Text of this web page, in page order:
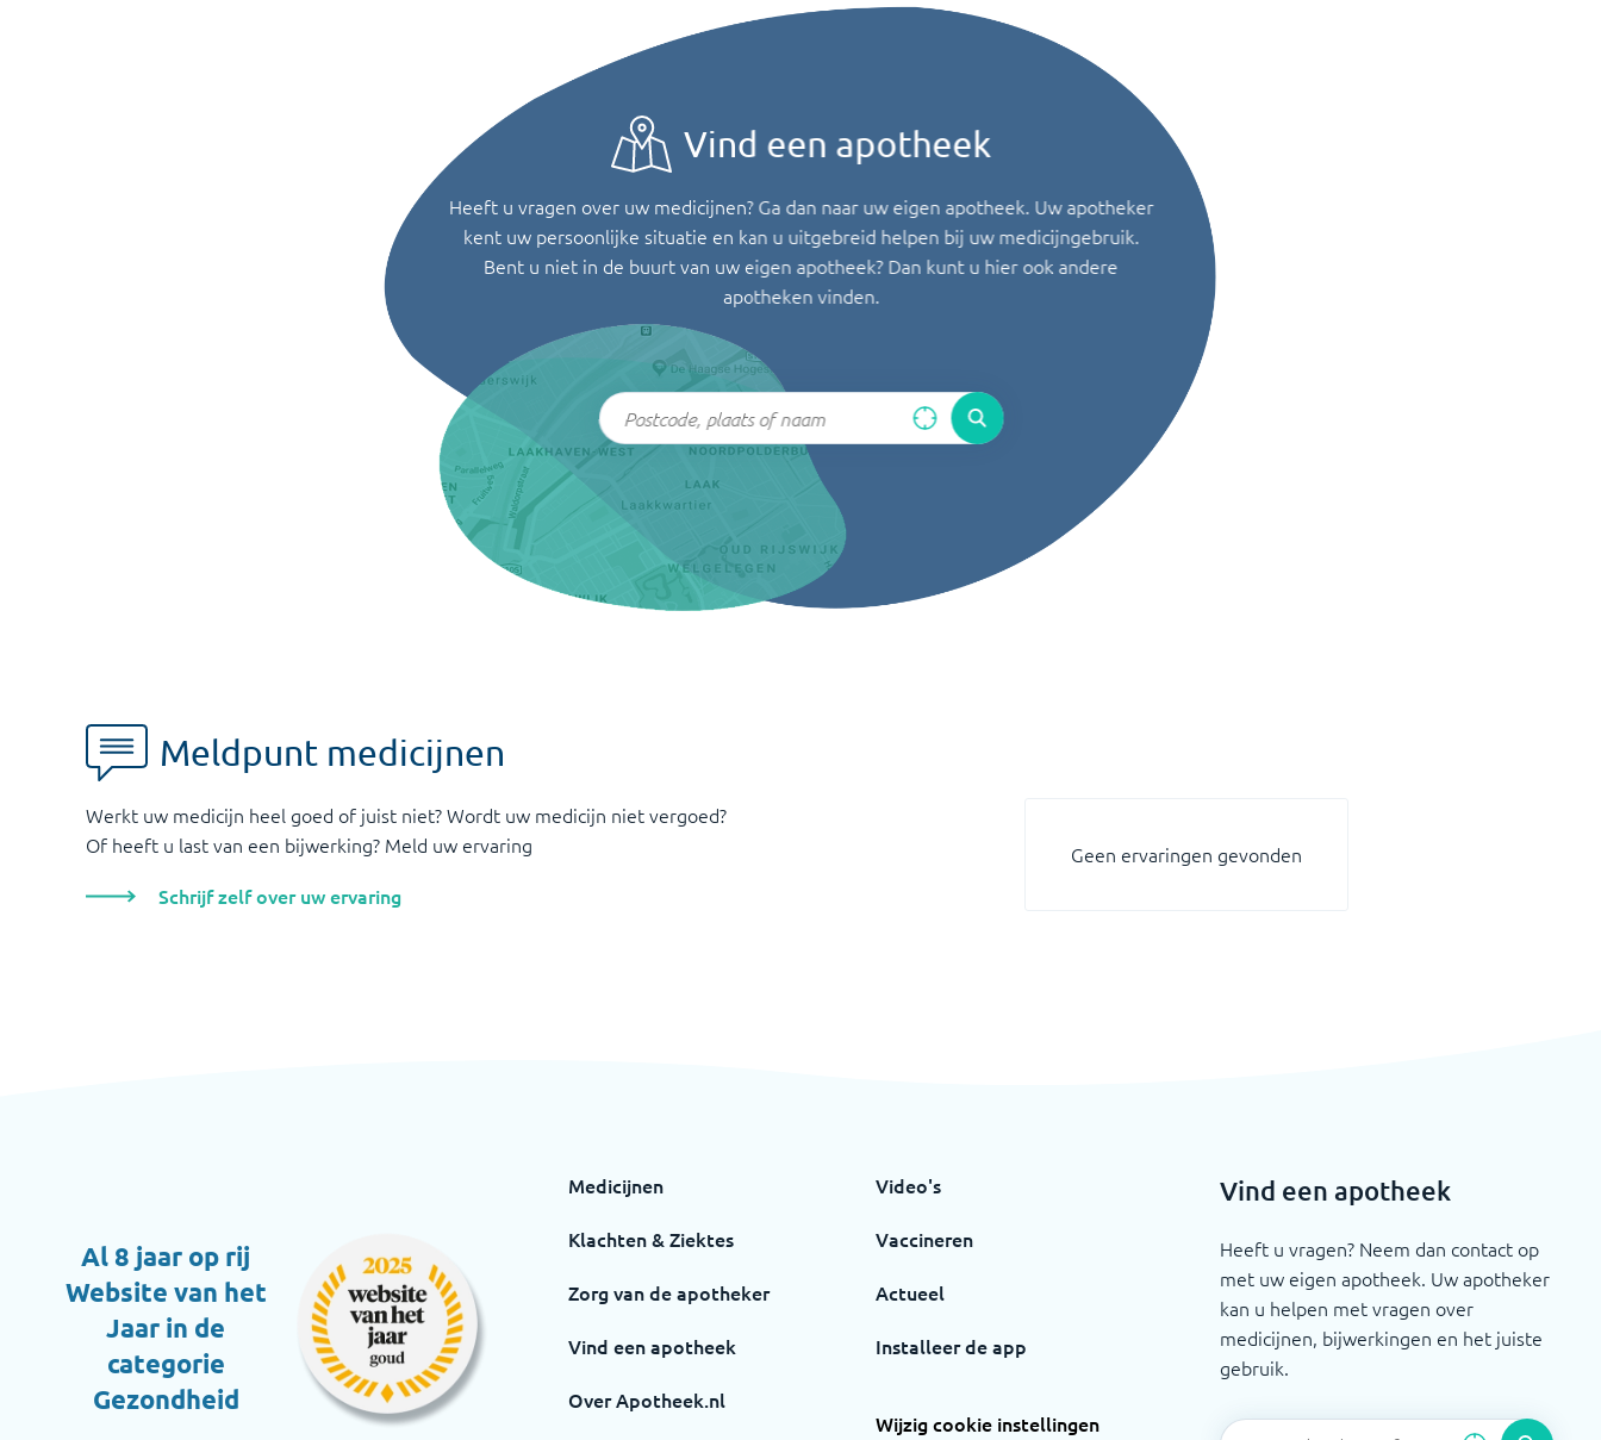
Vind een apotheek
Heeft u vragen over uw medicijnen? Ga dan naar uw eigen apotheek. Uw apotheker
kent uw persoonlijke situatie en kan u uitgebreid helpen bij uw medicijngebruik.
Bent u niet in de buurt van uw eigen apotheek? Dan kunt u hier ook andere
apotheken vinden.
Meldpunt medicijnen
Werkt uw medicijn heel goed of juist niet? Wordt uw medicijn niet vergoed?
Of heeft u last van een bijwerking? Meld uw ervaring
Schrijf zelf over uw ervaring
Geen ervaringen gevonden
Al 8 jaar op rij
Website van het
Jaar in de
categorie
Gezondheid
Medicijnen
Klachten & Ziektes
Zorg van de apotheker
Vind een apotheek
Over Apotheek.nl
Video's
Vaccineren
Actueel
Installeer de app
Wijzig cookie instellingen
Vind een apotheek
Heeft u vragen? Neem dan contact op
met uw eigen apotheek. Uw apotheker
kan u helpen met vragen over
medicijnen, bijwerkingen en het juiste
gebruik.